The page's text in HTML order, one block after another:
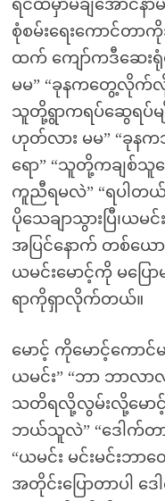
ရင်ထဲမှာမချိအောင်န
စုံစမ်းရေးကောင်တာ
ထက် ကျော်ကဒီဆေးရုံ
မမ” “ခုနကတွေ့လိုက်
သူတို့ရွာကရပ်ဆွေရပ်မ
ဟုတ်လား မမ” “ခုန
ရော” “သူတို့ကချစ်သူ
ကူညီရမလဲ” “ရပါတယ်
ပိုသေချာသွားပြီ၊ယ
အပြင်နောက် တစ်ယေ
ယမင်းမောင့်ကို မပြော
ရာကိုရှာလိုက်တယ်။
မောင့် ကိုမောင့်ကော
ယမင်း” “ဘာ ဘာလ
သတိရလို့လွမ်းလို့မောင့်
ဘယ်သူလဲ” “ဒေါက်တာ
“ယမင်း မင်းမင်းဘာ
အတိုင်းပြောတာပါ ဒ